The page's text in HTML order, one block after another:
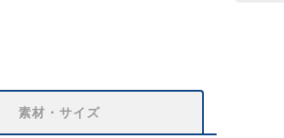
素材・サイズ